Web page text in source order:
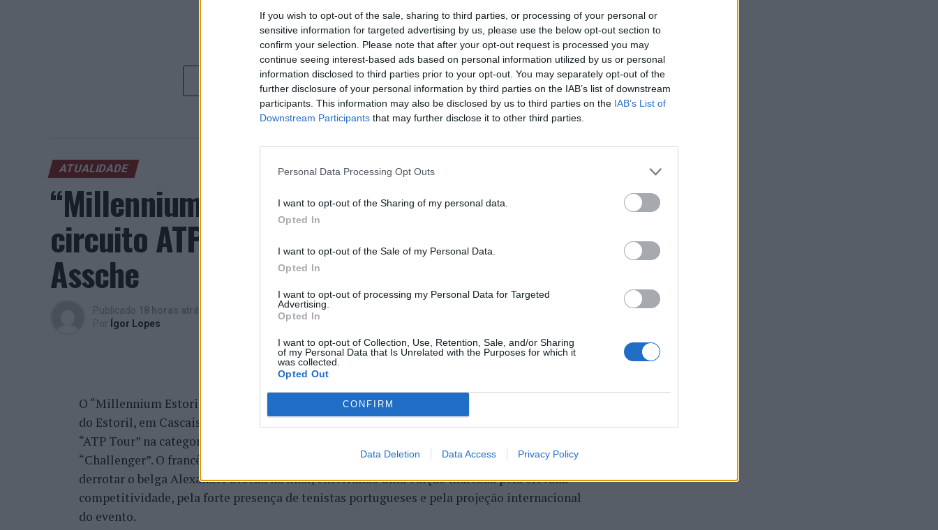
If you wish to opt-out of the sale, sharing to third parties, or processing of your personal or
sensitive information for targeted advertising by us, please use the below opt-out section to
confirm your selection. Please note that after your opt-out request is processed you may
continue seeing interest-based ads based on personal information utilized by us or personal
information disclosed to third parties prior to your opt-out. You may separately opt-out of the
further disclosure of your personal information by third parties on the IAB’s list of downstream
participants. This information may also be disclosed by us to third parties on the IAB’s List of
Downstream Participants that may further disclose it to other third parties.
Personal Data Processing Opt Outs
I want to opt-out of the Sharing of my personal data.
Opted In
I want to opt-out of the Sale of my Personal Data.
Opted In
I want to opt-out of processing my Personal Data for Targeted
Advertising.
Opted In
I want to opt-out of Collection, Use, Retention, Sale, and/or Sharing
of my Personal Data that Is Unrelated with the Purposes for which it
was collected.
Opted Out
CONFIRM
Data Deletion Data Access Privacy Policy
CLIQUE PARA COMENTAR
ATUALIDADE
“Millennium Estoril Open 2026” regressou ao
circuito ATP com vitória do francês Luca Van
Assche
Publicado 18 horas atrás
Por Ígor Lopes
O “Millennium Estoril Open 2026” decorreu entre os dias 18 e 26 de julho, no Clube de Ténis
do Estoril, em Cascais, a oeste de Lisboa, assinalando o regresso da competição ao circuito
“ATP Tour” na categoria “ATP 250”, depois de, na edição anterior, ter integrado o circuito
“Challenger”. O francês Luca Van Assche conquistou o primeiro título ATP da carreira ao
derrotar o belga Alexander Blockx na final, encerrando uma edição marcada pela elevada
competitividade, pela forte presença de tenistas portugueses e pela projeção internacional
do evento.